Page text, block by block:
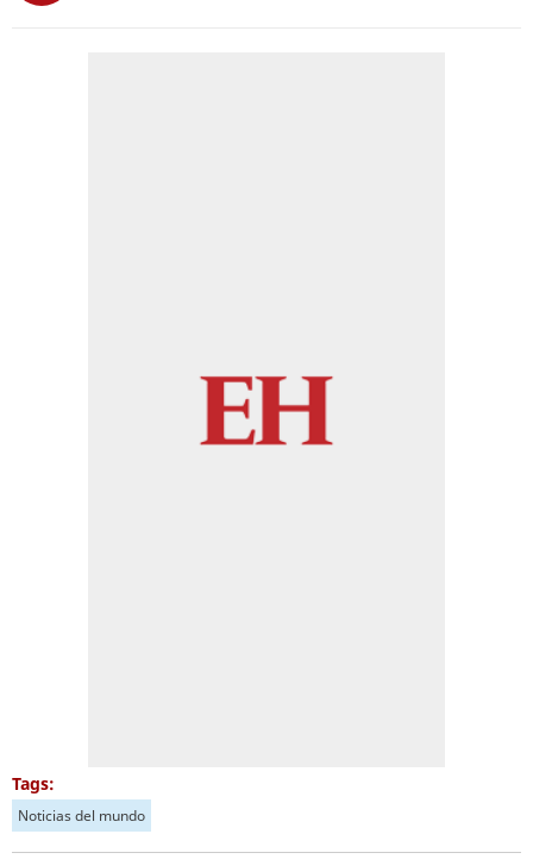
Tags:
Noticias del mundo